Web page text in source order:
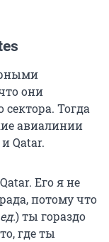
они
Тогда
авиалинии
Qatar.
Его я не
потому что
) ты гораздо
где ты